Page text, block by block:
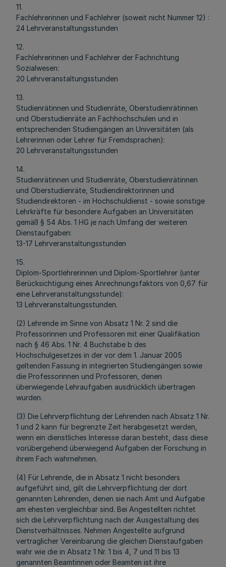
11.
Fachlehrerinnen und Fachlehrer (soweit nicht Nummer 12) :
24 Lehrveranstaltungsstunden
12.
Fachlehrerinnen und Fachlehrer der Fachrichtung
Sozialwesen:
20 Lehrveranstaltungsstunden
13.
Studienrätinnen und Studienräte, Oberstudienrätinnen
und Oberstudienräte an Fachhochschulen und in
entsprechenden Studiengängen an Universitäten (als
Lehrerinnen oder Lehrer für Fremdsprachen):
20 Lehrveranstaltungsstunden
14.
Studienrätinnen und Studienräte, Oberstudienrätinnen
und Oberstudienräte, Studiendirektorinnen und
Studiendirektoren - im Hochschuldienst - sowie sonstige
Lehrkräfte für besondere Aufgaben an Universitäten
gemäß § 54 Abs. 1 HG je nach Umfang der weiteren
Dienstaufgaben:
13-17 Lehrveranstaltungsstunden
15.
Diplom-Sportlehrerinnen und Diplom-Sportlehrer (unter
Berücksichtigung eines Anrechnungsfaktors von 0,67 für
eine Lehrveranstaltungsstunde):
13 Lehrveranstaltungsstunden.
(2) Lehrende im Sinne von Absatz 1 Nr. 2 sind die
Professorinnen und Professoren mit einer Qualifikation
nach § 46 Abs. 1 Nr. 4 Buchstabe b des
Hochschulgesetzes in der vor dem 1. Januar 2005
geltenden Fassung in integrierten Studiengängen sowie
die Professorinnen und Professoren, denen
überwiegende Lehraufgaben ausdrücklich übertragen
wurden.
(3) Die Lehrverpflichtung der Lehrenden nach Absatz 1 Nr.
1 und 2 kann für begrenzte Zeit herabgesetzt werden,
wenn ein dienstliches Interesse daran besteht, dass diese
vorübergehend überwiegend Aufgaben der Forschung in
ihrem Fach wahrnehmen.
(4) Für Lehrende, die in Absatz 1 nicht besonders
aufgeführt sind, gilt die Lehrverpflichtung der dort
genannten Lehrenden, denen sie nach Amt und Aufgabe
am ehesten vergleichbar sind. Bei Angestellten richtet
sich die Lehrverpflichtung nach der Ausgestaltung des
Dienstverhältnisses. Nehmen Angestellte aufgrund
vertraglicher Vereinbarung die gleichen Dienstaufgaben
wahr wie die in Absatz 1 Nr. 1 bis 4, 7 und 11 bis 13
genannten Beamtinnen oder Beamten ist ihre